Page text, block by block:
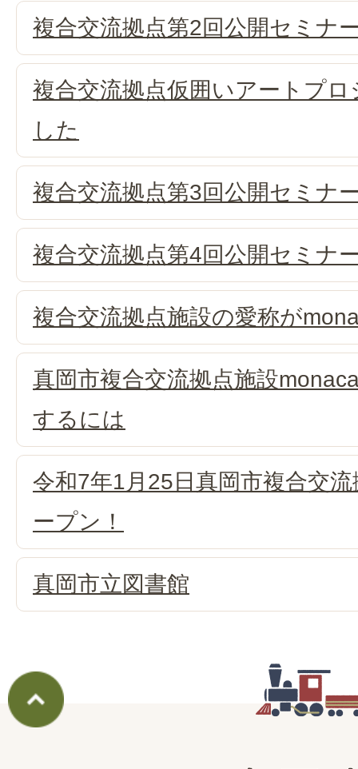
複合交流拠点第2回公開セミナ
複合交流拠点仮囲いアートプ
した
複合交流拠点第3回公開セミナ
複合交流拠点第4回公開セミナ
複合交流拠点施設の愛称が
真岡市複合交流拠点施設
するには
令和7年1月25日真岡市複合交
ープン！
真岡市立図書館